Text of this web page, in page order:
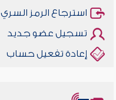
استرجاع الرمز السري
تسجيل عضو جديد
إعادة تفعيل حساب